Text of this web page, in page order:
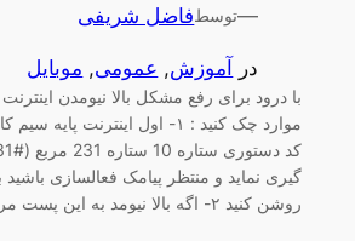
—توسطفاضل شریفی
در آموزش, عمومی, موبایل
با درود برای رفع مشکل بالا نیومدن
موارد چک کنید : ۱- اول اینترنت
گیری نماید و منتظر پیامک فعالسازی
روشن کنید ۲- اگه بالا نیومد به این پست مراجعه کنید (…